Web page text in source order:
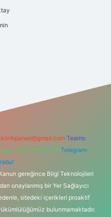
Teams:
0262 606 0 726 Telegram:
gereğince Bilgi Teknolojileri
onaylanmış bir Yer Sağlayıcı
sitedeki içerikleri proaktif
bulunmamaktadır.